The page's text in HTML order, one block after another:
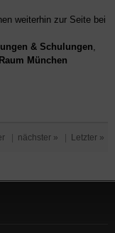
weiterhin zur Seite bei
& Schulungen,
München
nächster » Letzter »